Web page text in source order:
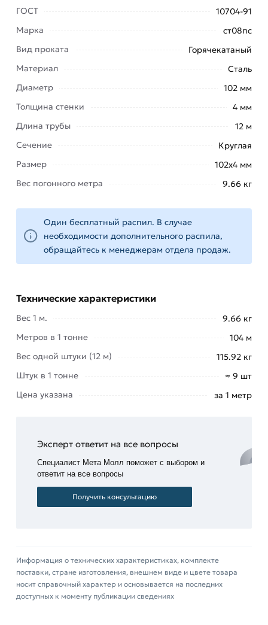
Для приобретения данной позиции, кликните
кнопку
позвонив по контактам указанным на сайте.
электросварная 102х4 мм из категории
Трубы
электросварные
действительны в Москве и
области. Наши профессиональные менеджеры
согласования условий доставки или самовывоза.
Данний товар от производителя Северсталь
сертифицирован, соответствует всем
стандартам качества. Возврат купленного
обязательно).
ГОСТ
10704-91
Марка
ст08пс
Вид проката
Горячекатаный
Материал
Сталь
Диаметр
102 мм
Толщина стенки
4 мм
Длина трубы
12 м
Сечение
Круглая
Размер
102х4 мм
Вес погонного метра
9.66 кг
Один бесплатный распил. В случае
необходимости дополнительного распила,
обращайтесь к менеджерам отдела продаж.
Технические характеристики
Вес 1 м.
9.66 кг
Метров в 1 тонне
104 м
Вес одной штуки (12 м)
115.92 кг
Штук в 1 тонне
≈ 9 шт
Цена указана
за 1 метр
Эксперт ответит на все вопросы
Специалист Мета Молл поможет с выбором и
ответит на все вопросы
Получить консультацию
Информация о технических характеристиках, комплекте
поставки, стране изготовления, внешнем виде и цвете товара
носит справочный характер и основывается на последних
доступных к моменту публикации сведениях